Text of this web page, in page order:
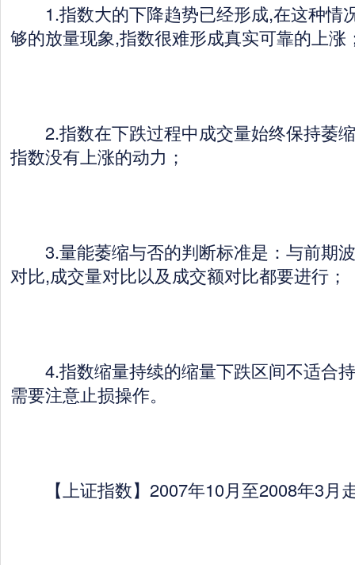
1.指数大的下降趋势已经形成,在这种情
够的放量现象,指数很难形成真实可靠的上涨
2.指数在下跌过程中成交量始终保持萎
指数没有上涨的动力；
3.量能萎缩与否的判断标准是：与前期
对比,成交量对比以及成交额对比都要进行；
4.指数缩量持续的缩量下跌区间不适合
需要注意止损操作。
【上证指数】2007年10月至2008年3月